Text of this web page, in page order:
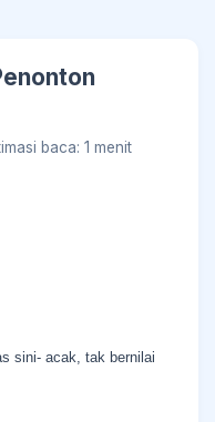
baca: 1 menit
sini- acak, tak bernilai